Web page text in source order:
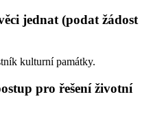
jednat (podat žádost
kulturní památky.
pro řešení životní